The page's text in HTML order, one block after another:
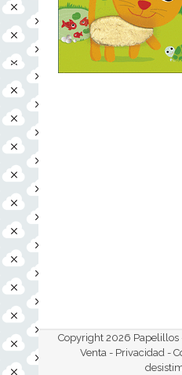
Copyright 2026 Papelillos
Venta - Privacidad -